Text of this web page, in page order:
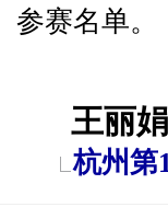
参赛名单。
王丽娟
杭州第